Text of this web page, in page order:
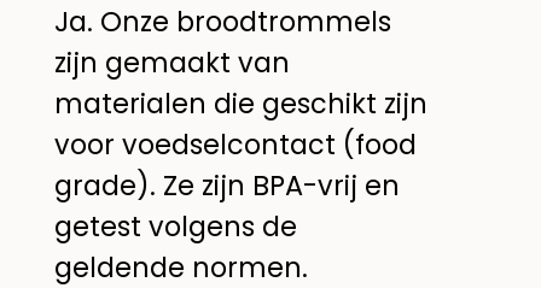
Ja. Onze broodtrommels
zijn gemaakt van
materialen die geschikt zijn
voor voedselcontact (food
grade). Ze zijn BPA-vrij en
getest volgens de
geldende normen.